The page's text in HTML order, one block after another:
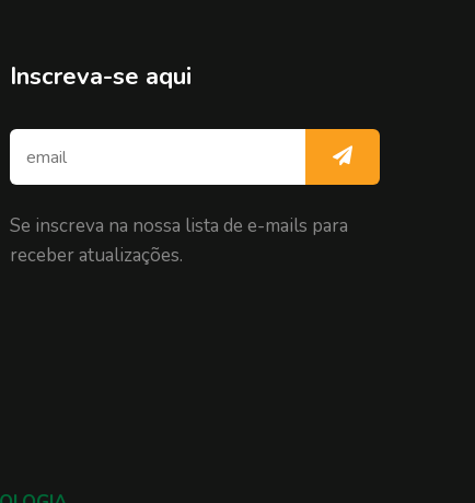
Inscreva-se aqui
Se inscreva na nossa lista de e-mails para
receber atualizações.